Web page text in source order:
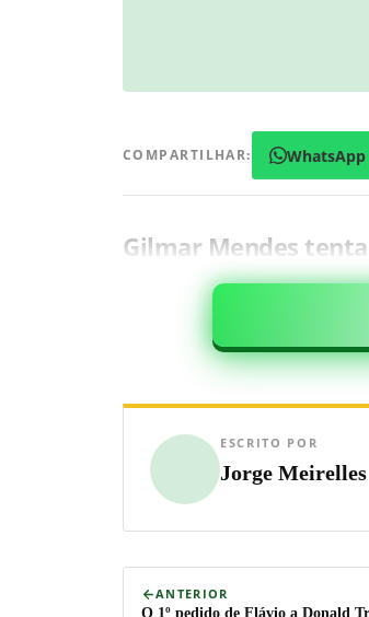
COMPARTILHAR: WhatsApp
Gilmar Mendes
ESCRITO POR
Jorge Meirelles
ANTERIOR
O 1º pedido de Flávio a Donald